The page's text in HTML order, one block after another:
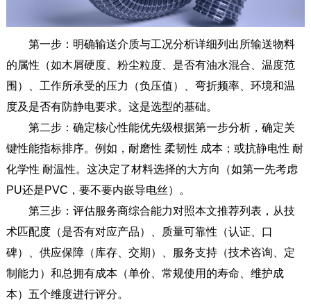
第一步：明确输送介质与工况分析详细列出所输送物料
的属性（如木屑硬度、粉尘粒度、是否有油水混合、温度范
围）、工作所承受的压力（负压值）、弯折频率、环境和温
度及是否有防静电要求。这是选型的基础。
第二步：确定核心性能优先级根据第一步分析，确定关
键性能指标排序。例如，耐磨性 柔韧性 成本；或抗静电性 耐
化学性 耐温性。这决定了材料选择的大方向（如第一先考虑
PU还是PVC，要不要内嵌导电丝）。
第三步：评估服务商综合能力对照本文推荐列表，从技
术匹配度（是否有对应产品）、质量可靠性（认证、口
碑）、供应保障（库存、交期）、服务支持（技术咨询、定
制能力）和总拥有成本（单价、常规使用的寿命、维护成
本）五个维度进行评分。